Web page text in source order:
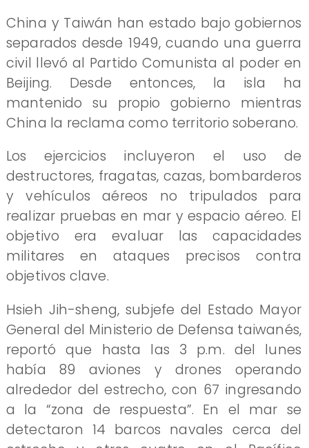
China y Taiwán han estado bajo gobiernos
separados desde 1949, cuando una guerra
civil llevó al Partido Comunista al poder en
Beijing. Desde entonces, la isla ha
mantenido su propio gobierno mientras
China la reclama como territorio soberano.
Los ejercicios incluyeron el uso de
destructores, fragatas, cazas, bombarderos
y vehículos aéreos no tripulados para
realizar pruebas en mar y espacio aéreo. El
objetivo era evaluar las capacidades
militares en ataques precisos contra
objetivos clave.
Hsieh Jih-sheng, subjefe del Estado Mayor
General del Ministerio de Defensa taiwanés,
reportó que hasta las 3 p.m. del lunes
había 89 aviones y drones operando
alrededor del estrecho, con 67 ingresando
a la “zona de respuesta”. En el mar se
detectaron 14 barcos navales cerca del